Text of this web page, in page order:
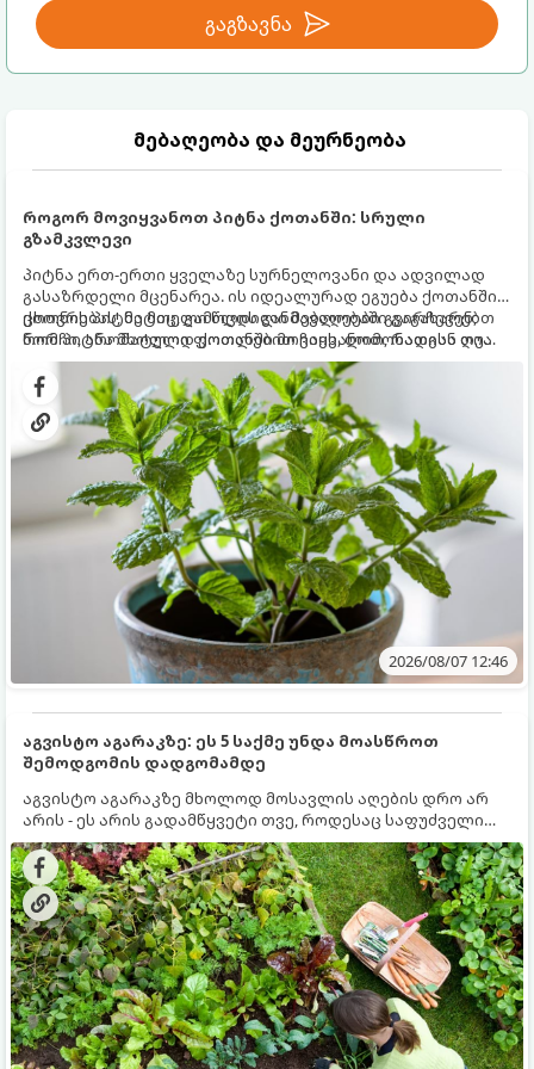
გაგზავნა
მებაღეობა და მეურნეობა
როგორ მოვიყვანოთ პიტნა ქოთანში: სრული
გზამკვლევი
პიტნა ერთ-ერთი ყველაზე სურნელოვანი და ადვილად
გასაზრდელი მცენარეა. ის იდეალურად ეგუება ქოთანში
ცხოვრებას, მეტიც, გამოცდილი მებაღეები გვირჩევენ,
რომ პიტნა მხოლოდ ქოთანში მოვიყვანოთ, რადგან ღია
გრუნტში (ბაღში) დარგვისას ის ფესვებით ძალიან
სწრაფად ვრცელდება და სხვა მცენარეებს ავიწროებს.
ქოთნის პიტნა მთელი წლის განმავლობაში გაგახარებთ
ნორჩი, არომატული ფოთლებით ჩაის, ლიმონათისა თუ
კერძებისთვის.
2026/08/07 12:46
აგვისტო აგარაკზე: ეს 5 საქმე უნდა მოასწროთ
შემოდგომის დადგომამდე
აგვისტო აგარაკზე მხოლოდ მოსავლის აღების დრო არ
არის - ეს არის გადამწყვეტი თვე, როდესაც საფუძველი
ეყრება მომავალი წლის მოსავალს და ბაღი მზადდება
შემოდგომა-ზამთრის სეზონისთვის. იმისათვის, რომ
ნიადაგმა ენერგია აღიდგინოს, ხოლო მცენარეებმა
ზამთარს გაუძლონ, აგვისტოს ბოლომდე 5
მნიშვნელოვანი საქმის გაკეთება უნდა მოასწროთ: